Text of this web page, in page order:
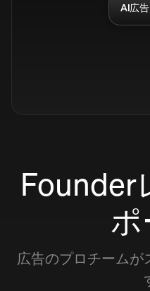
AI広
Founder
ポ
広告のプロチームが